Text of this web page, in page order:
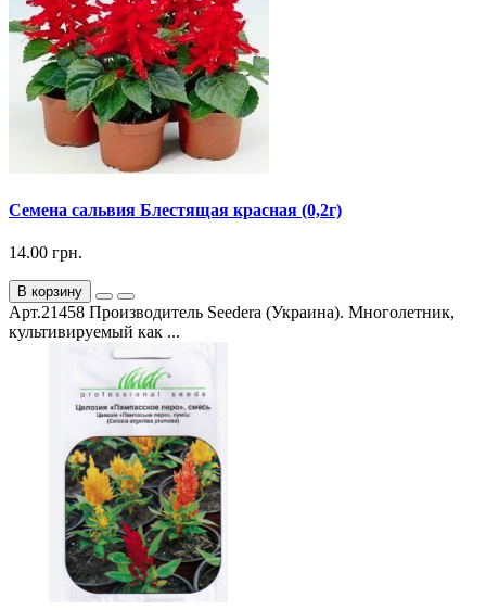
Семена сальвия Блестящая красная (0,2г)
14.00 грн.
В корзину
Арт.21458 Производитель Seedera (Украина). Многолетник,
культивируемый как ...